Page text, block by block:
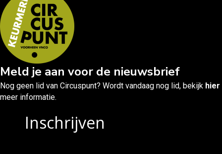
Meld je aan voor de nieuwsbrief
Nog geen lid van Circuspunt? Wordt vandaag nog lid, bekijk hier
meer informatie.
Inschrijven